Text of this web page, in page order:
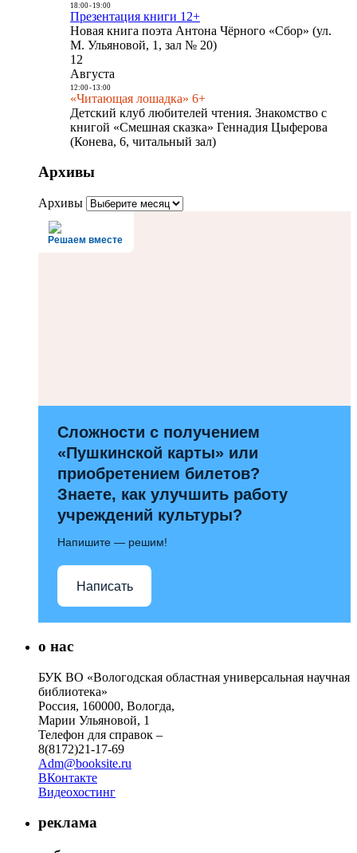
18:00- 19:00
Презентация книги 12+
Новая книга поэта Антона Чёрного «Сбор» (ул.
М. Ульяновой, 1, зал № 20)
12
Августа
12:00- 13:00
«Читающая лошадка» 6+
Детский клуб любителей чтения. Знакомство с
книгой «Смешная сказка» Геннадия Цыферова
(Конева, 6, читальный зал)
Архивы
Архивы
Решаем вместе
Сложности с получением
«Пушкинской карты» или
приобретением билетов?
Знаете, как улучшить работу
учреждений культуры?
Напишите — решим!
Написать
о нас
БУК ВО «Вологодская областная универсальная научная
библиотека»
Россия, 160000, Вологда,
Марии Ульяновой, 1
Телефон для справок –
8(8172)21-17-69
Adm@booksite.ru
ВКонтакте
Видеохостинг
реклама